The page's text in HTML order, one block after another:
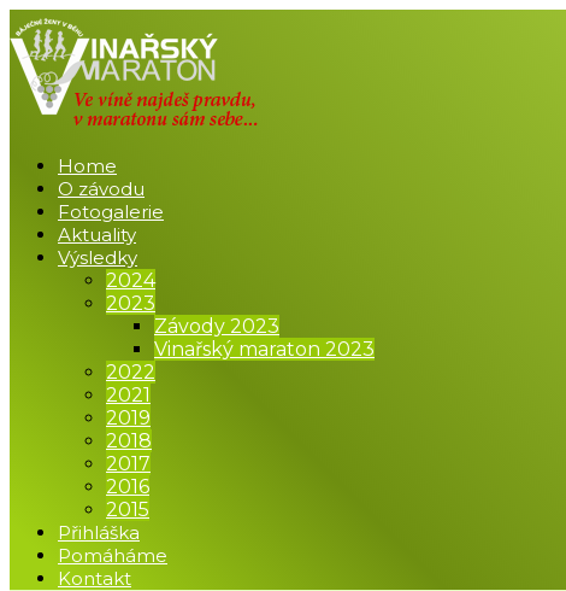
Home
O závodu
Fotogalerie
Aktuality
Výsledky
2024
2023
Závody 2023
Vinařský maraton 2023
2022
2021
2019
2018
2017
2016
2015
Přihláška
Pomáháme
Kontakt